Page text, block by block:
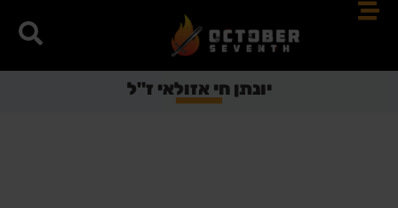
יונתן חי אזולאי ז"ל